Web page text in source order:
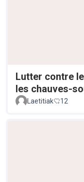
Lutter contre
les chauves-
Laetitiak 12